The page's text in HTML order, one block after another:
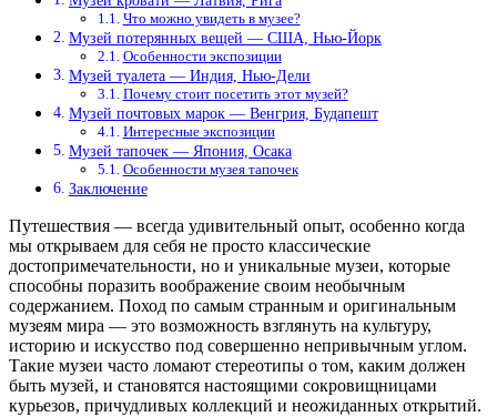
Что можно увидеть в музее?
Музей потерянных вещей — США, Нью-Йорк
Особенности экспозиции
Музей туалета — Индия, Нью-Дели
Почему стоит посетить этот музей?
Музей почтовых марок — Венгрия, Будапешт
Интересные экспозиции
Музей тапочек — Япония, Осака
Особенности музея тапочек
Заключение
Путешествия — всегда удивительный опыт, особенно когда
мы открываем для себя не просто классические
достопримечательности, но и уникальные музеи, которые
способны поразить воображение своим необычным
содержанием. Поход по самым странным и оригинальным
музеям мира — это возможность взглянуть на культуру,
историю и искусство под совершенно непривычным углом.
Такие музеи часто ломают стереотипы о том, каким должен
быть музей, и становятся настоящими сокровищницами
курьезов, причудливых коллекций и неожиданных открытий.